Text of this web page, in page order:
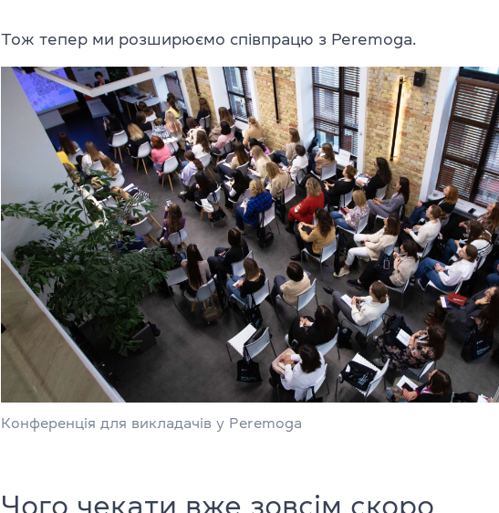
Тож тепер ми розширюємо співпрацю з Peremoga.
Конференція для викладачів у Peremoga
Чого чекати вже зовсім скоро